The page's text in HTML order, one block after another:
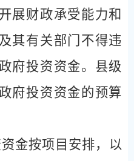
展财政承受能力和
其有关部门不得违
府投资资金。县级
府投资资金的预算
金按项目安排，以